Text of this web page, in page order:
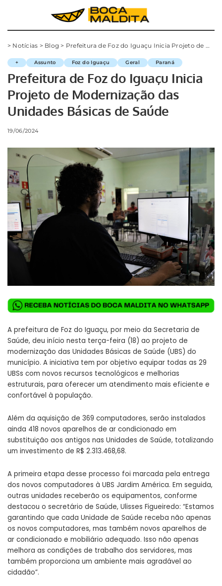
> Notícias > Blog > Prefeitura de Foz do Iguaçu Inicia Projeto de Modernização das Unidades Básicas de Saúde
+ Assunto Foz do Iguaçu Geral Paraná
Prefeitura de Foz do Iguaçu Inicia
Projeto de Modernização das
Unidades Básicas de Saúde
19/06/2024
A prefeitura de Foz do Iguaçu, por meio da Secretaria de
Saúde, deu início nesta terça-feira (18) ao projeto de
modernização das Unidades Básicas de Saúde (UBS) do
município. A iniciativa tem por objetivo equipar todas as 29
UBSs com novos recursos tecnológicos e melhorias
estruturais, para oferecer um atendimento mais eficiente e
confortável à população.
Além da aquisição de 369 computadores, serão instalados
ainda 418 novos aparelhos de ar condicionado em
substituição aos antigos nas Unidades de Saúde, totalizando
um investimento de R$ 2.313.468,68.
A primeira etapa desse processo foi marcada pela entrega
dos novos computadores à UBS Jardim América. Em seguida,
outras unidades receberão os equipamentos, conforme
destacou o secretário de Saúde, Ulisses Figueiredo: “Estamos
garantindo que cada Unidade de Saúde receba não apenas
os novos computadores, mas também novos aparelhos de
ar condicionado e mobiliário adequado. Isso não apenas
melhora as condições de trabalho dos servidores, mas
também proporciona um ambiente mais agradável ao
cidadão”.